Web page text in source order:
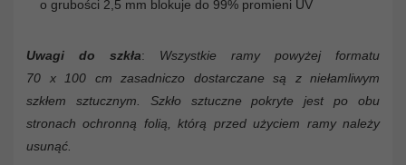
o grubości 2,5 mm blokuje do 99% promieni UV
Uwagi do szkła: Wszystkie ramy powyżej formatu
70 x 100 cm zasadniczo dostarczane są z niełamliwym
szkłem sztucznym. Szkło sztuczne pokryte jest po obu
stronach ochronną folią, którą przed użyciem ramy należy
usunąć.